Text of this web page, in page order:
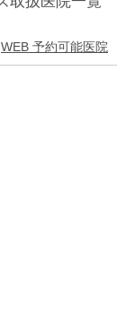
WEB 予約可能医院